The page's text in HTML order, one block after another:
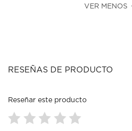
VER MENOS
RESEÑAS DE PRODUCTO
Reseñar este producto